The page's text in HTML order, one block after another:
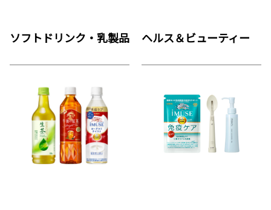
ソフトドリンク・乳製品 ヘルス＆ビューティー